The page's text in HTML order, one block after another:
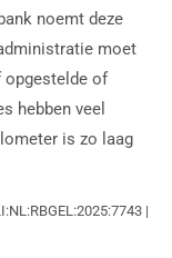
noemt deze
moet
opgestelde of
hebben veel
is zo laag
|